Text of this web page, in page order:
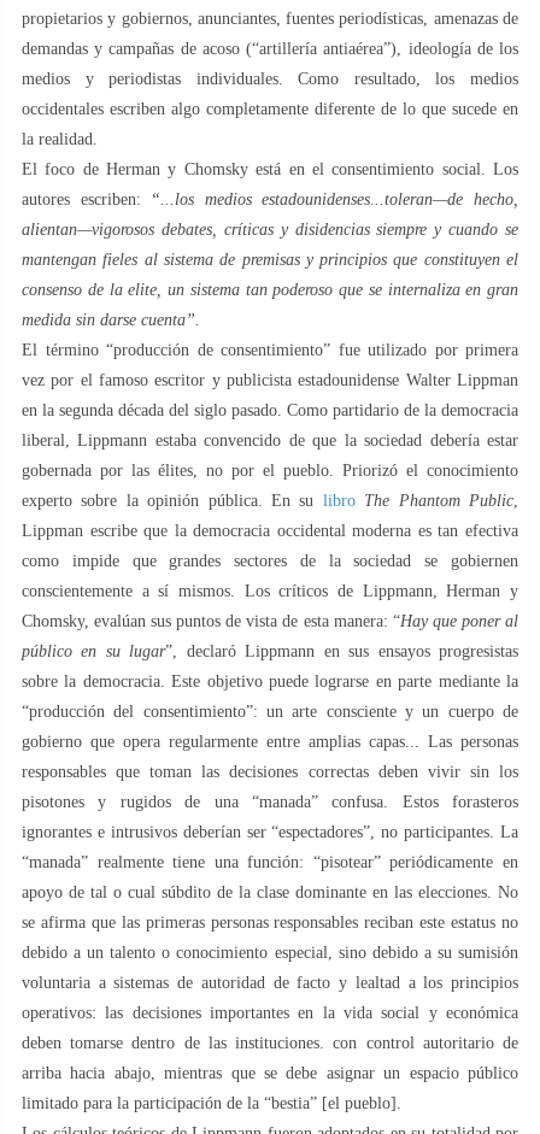
propietarios y gobiernos, anunciantes, fuentes periodísticas, amenazas de
demandas y campañas de acoso (“artillería antiaérea”), ideología de los
medios y periodistas individuales. Como resultado, los medios
occidentales escriben algo completamente diferente de lo que sucede en
la realidad.
El foco de Herman y Chomsky está en el consentimiento social. Los
autores escriben:
“...los medios estadounidenses...toleran—de hecho,
alientan—vigorosos debates, críticas y disidencias siempre y cuando se
mantengan fieles al sistema de premisas y principios que constituyen el
consenso de la elite, un sistema tan poderoso que se internaliza en gran
medida sin darse cuenta”.
El término “producción de consentimiento” fue utilizado por primera
vez por el famoso escritor y publicista estadounidense Walter Lippman
en la segunda década del siglo pasado. Como partidario de la democracia
liberal, Lippmann estaba convencido de que la sociedad debería estar
gobernada por las élites, no por el pueblo. Priorizó el conocimiento
experto sobre la opinión pública. En su libro The Phantom Public
Lippman escribe que la democracia occidental moderna es tan efectiva
como impide que grandes sectores de la sociedad se gobiernen
conscientemente a sí mismos. Los críticos de Lippmann, Herman y
Chomsky, evalúan sus puntos de vista de esta manera: “Hay que poner al
público en su lugar”, declaró Lippmann en sus ensayos progresistas
sobre la democracia. Este objetivo puede lograrse en parte mediante la
“producción del consentimiento”: un arte consciente y un cuerpo de
gobierno que opera regularmente entre amplias capas... Las personas
responsables que toman las decisiones correctas deben vivir sin los
pisotones y rugidos de una “manada” confusa. Estos forasteros
ignorantes e intrusivos deberían ser “espectadores”, no participantes. La
“manada” realmente tiene una función: “pisotear” periódicamente en
apoyo de tal o cual súbdito de la clase dominante en las elecciones. No
se afirma que las primeras personas responsables reciban este estatus no
debido a un talento o conocimiento especial, sino debido a su sumisión
voluntaria a sistemas de autoridad de facto y lealtad a los principios
operativos: las decisiones importantes en la vida social y económica
deben tomarse dentro de las instituciones. con control autoritario de
arriba hacia abajo, mientras que se debe asignar un espacio público
limitado para la participación de la “bestia” [el pueblo].